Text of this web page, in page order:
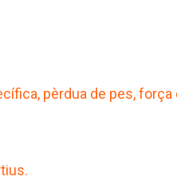
pèrdua de pes,